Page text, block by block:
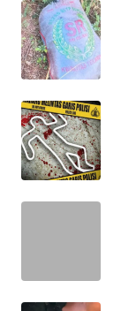
WAHANA
INFRASTRUKTUR
WAHANA
KONSUMEN
WAHANA
WAHANA